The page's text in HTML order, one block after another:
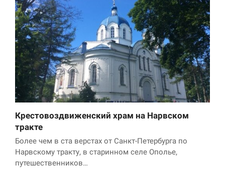
Крестовоздвиженский храм на Нарвском
тракте
Более чем в ста верстах от Санкт-Петербурга по
Нарвскому тракту, в старинном селе Ополье,
путешественников…